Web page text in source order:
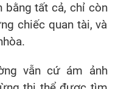
bằng tất cả, chỉ còn
chiếc quan tài, và
vẫn cứ ám ảnh